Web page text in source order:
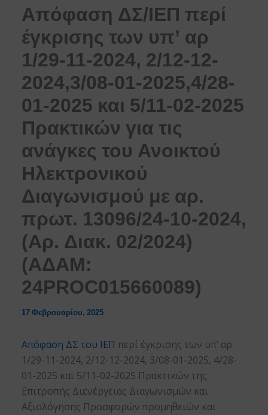
Απόφαση ΔΣ/ΙΕΠ περί
έγκρισης των υπ’ αρ
1/29-11-2024, 2/12-12-
2024,3/08-01-2025,4/28-
01-2025 και 5/11-02-2025
Πρακτικών για τις
ανάγκες του Ανοικτού
Ηλεκτρονικού
Διαγωνισμού με αρ.
πρωτ. 13096/24-10-2024,
(Αρ. Διακ. 02/2024)
(ΑΔΑΜ:
24PROC015660089)
17 Φεβρουαρίου, 2025
Απόφαση ΔΣ του ΙΕΠ περί έγκρισης των υπ’ αρ.
1/29-11-2024, 2/12-12-2024, 3/08-01-2025, 4/28-
01-2025 και 5/11-02-2025 Πρακτικών της
Επιτροπής Διενέργειας Διαγωνισμών και
Αξιολόγησης Προσφορών προμηθειών και